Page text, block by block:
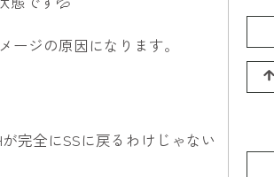
ジの原因になります。
完全にSSに戻るわけじゃない